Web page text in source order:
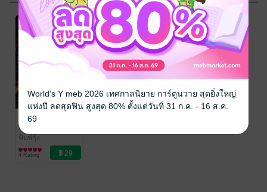
Color Code
ห้องเรียน
อารมณ์ดี
พิมพ์รุ้ง
การ์ตูนเด็ก/การ์ตูน
ความรู้
4 Rating
World's Y meb 2026 เทศกาลนิยาย การ์ตูนวาย สุดยิ่งใหญ่
แห่งปี ลดสุดฟิน สูงสุด 80% ตั้งแต่วันที่ 31 ก.ค. - 16 ส.ค.
69